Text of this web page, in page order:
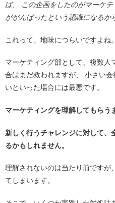
ば、 この企画をしたのがマーケ
ががんばったという認識になるか
これって、地味につらいですよね。
マーケティング部として、複数人
合はまだ救われますが、 小さい
いといった場合には最悪です。
マーケティングを理解してもらう
新しく行うチャレンジに対して
るかもしれません。
理解されないのは当たり前ですが
てしまいます。